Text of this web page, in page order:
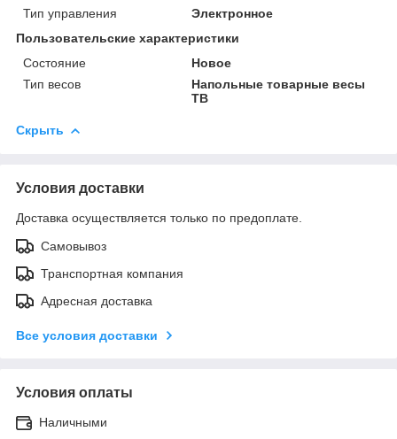
Тип управления
Электронное
Пользовательские характеристики
Состояние
Новое
Тип весов
Напольные товарные весы
ТВ
Скрыть
Условия доставки
Доставка осуществляется только по предоплате.
Самовывоз
Транспортная компания
Адресная доставка
Все условия доставки
Условия оплаты
Наличными